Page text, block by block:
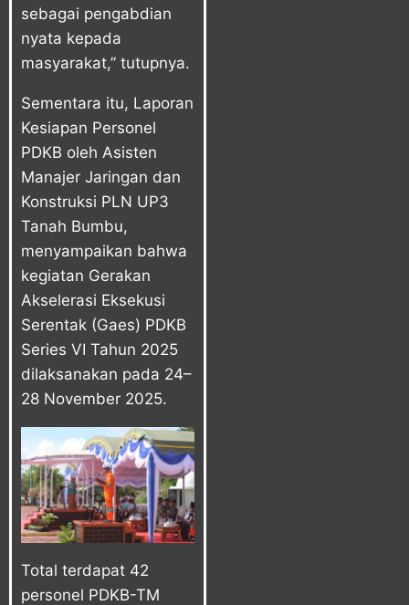
sebagai pengabdian
nyata kepada
masyarakat,” tutupnya.
Sementara itu, Laporan
Kesiapan Personel
PDKB oleh Asisten
Manajer Jaringan dan
Konstruksi PLN UP3
Tanah Bumbu,
menyampaikan bahwa
kegiatan Gerakan
Akselerasi Eksekusi
Serentak (Gaes) PDKB
Series VI Tahun 2025
dilaksanakan pada 24–
28 November 2025.
Total terdapat 42
personel PDKB-TM